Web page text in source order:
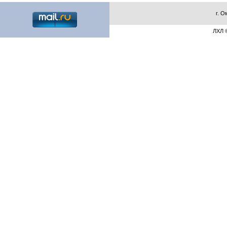
г.
ЛХЛ